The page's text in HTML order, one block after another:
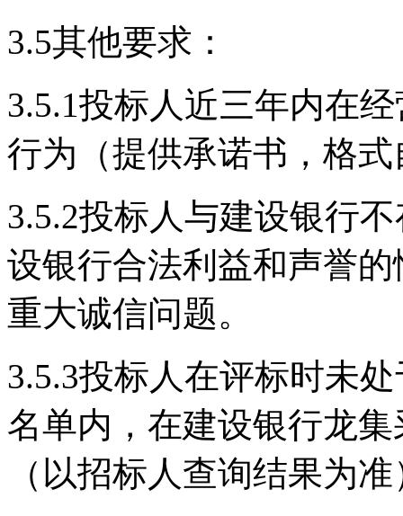
3.5其他要求：
3.5.1投标人近三年内在
行为（提供承诺书，格
3.5.2投标人与建设银行
设银行合法利益和声誉
重大诚信问题。
3.5.3投标人在评标时未
名单内，在建设银行龙
（以招标人查询结果为